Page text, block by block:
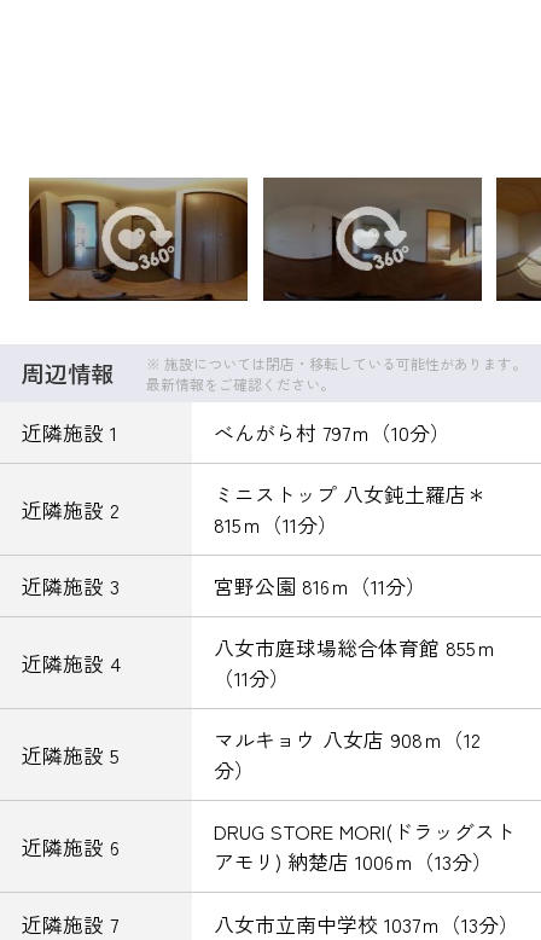
周辺情報
※ 施設については閉店・移転している可能性があります。
最新情報をご確認ください。
近隣施設 1 べんがら村 797ｍ（10分）
近隣施設 2
ミニストップ 八女鈍土羅店＊
815ｍ（11分）
近隣施設 3 宮野公園 816ｍ（11分）
近隣施設 4
八女市庭球場総合体育館 855ｍ
（11分）
近隣施設 5
マルキョウ 八女店 908ｍ（12
分）
近隣施設 6
DRUG STORE MORI(ドラッグスト
アモリ) 納楚店 1006ｍ（13分）
近隣施設 7 八女市立南中学校 1037ｍ（13分）